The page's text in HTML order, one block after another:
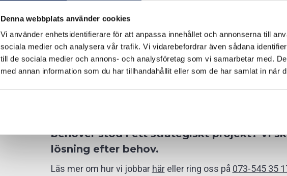
Denna webbplats använder cookies
Vi använder enhetsidentifierare för att anpassa innehållet och annonserna till
sociala medier och analysera vår trafik. Vi vidarebefordrar även sådana
till de sociala medier och annons- och analysföretag som vi samarbetar med.
med annan information som du har tillhandahållit eller som de har samlat in när
Vill du outsourca din HR-funktion, behöver
kompetens och/eller resurser till ditt
behöver stöd i ett strategiskt projekt? Vi
lösning efter behov.
Läs mer om hur vi jobbar häreller ring oss på 073-545 35